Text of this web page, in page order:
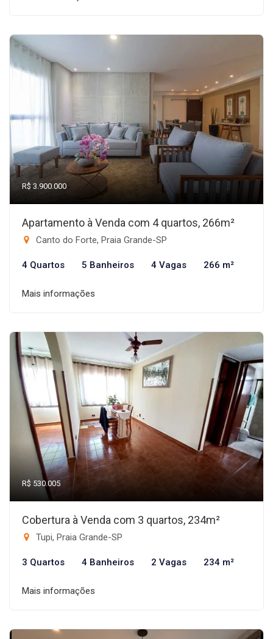
R$ 3.900.000
Apartamento à Venda com 4 quartos, 266m²
Canto do Forte, Praia Grande-SP
4 Quartos 5 Banheiros 4 Vagas 266 m²
Mais informações
R$ 530.005
Cobertura à Venda com 3 quartos, 234m²
Tupi, Praia Grande-SP
3 Quartos 4 Banheiros 2 Vagas 234 m²
Mais informações